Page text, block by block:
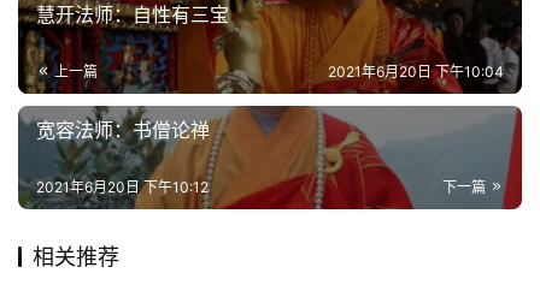
慧开法师：自性有三宝
上一篇 2021年6月20日 下午10:04
宽容法师：书僧论禅
下一篇
2021年6月20日 下午10:12
相关推荐